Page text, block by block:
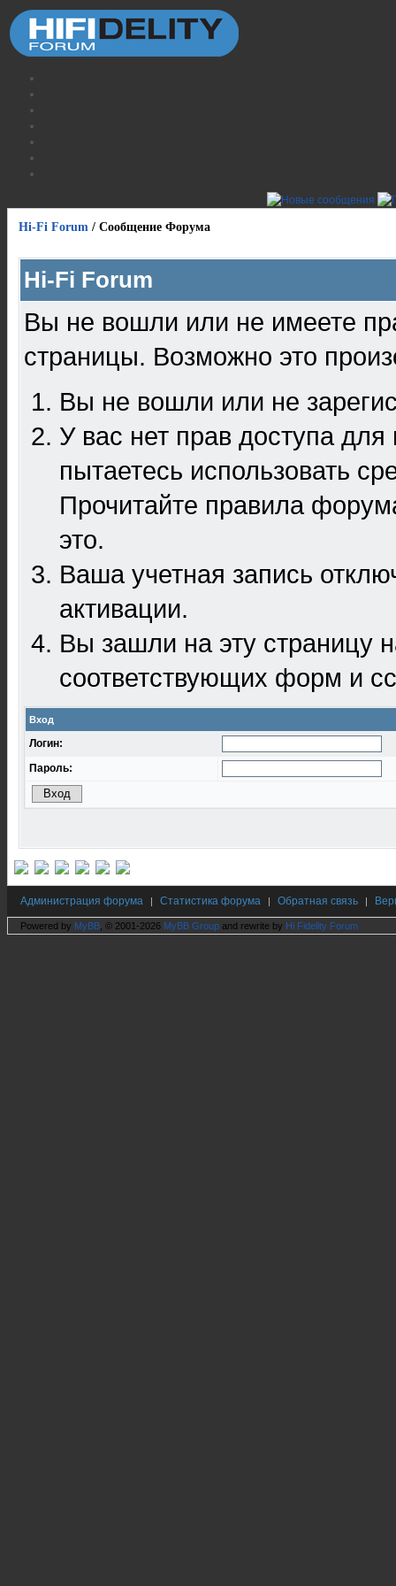
Hi-Fi Forum / Сообщение Форума
Hi-Fi Forum
Вы не вошли или не имеете
страницы. Возможно это
Вы не вошли или не
У вас нет прав доступа
пытаетесь использовать
Прочитайте правила
это.
Ваша учетная запись
активации.
Вы зашли на эту
соответствующих форм и
Вход
Логин:
Пароль:
Администрация форума | Статистика форума | Обратная связь |
Powered by MyBB , © 2001-2026 MyBB Group and rewrite by Hi Fidelity Forum